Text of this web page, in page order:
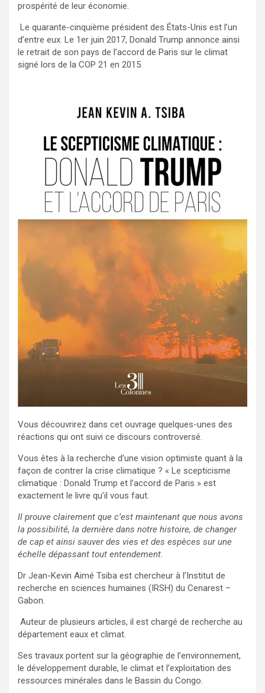
prospérité de leur économie.
Le quarante-cinquième président des États-Unis est l’un
d’entre eux. Le 1er juin 2017, Donald Trump annonce ainsi
le retrait de son pays de l’accord de Paris sur le climat
signé lors de la COP 21 en 2015.
Vous découvrirez dans cet ouvrage quelques-unes des
réactions qui ont suivi ce discours controversé.
Vous êtes à la recherche d’une vision optimiste quant à la
façon de contrer la crise climatique ? « Le scepticisme
climatique : Donald Trump et l’accord de Paris » est
exactement le livre qu’il vous faut.
Il prouve clairement que c’est maintenant que nous avons
la possibilité, la dernière dans notre histoire, de changer
de cap et ainsi sauver des vies et des espèces sur une
échelle dépassant tout entendement.
Dr Jean-Kevin Aimé Tsiba est chercheur à l’Institut de
recherche en sciences humaines (IRSH) du Cenarest –
Gabon.
Auteur de plusieurs articles, il est chargé de recherche au
département eaux et climat.
Ses travaux portent sur la géographie de l’environnement,
le développement durable, le climat et l’exploitation des
ressources minérales dans le Bassin du Congo.